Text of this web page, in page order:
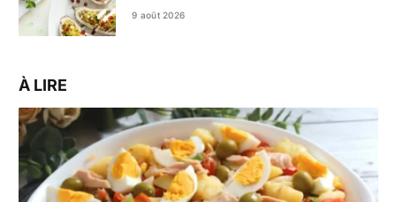
9 août 2026
À LIRE